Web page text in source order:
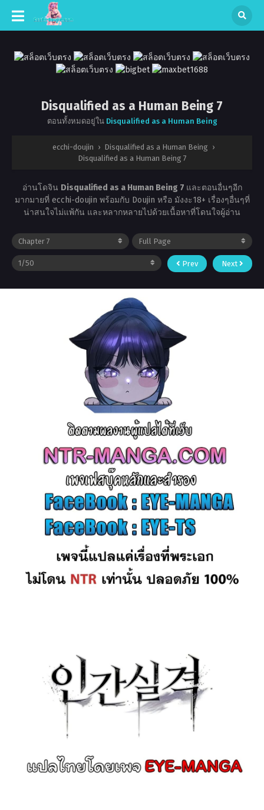
Disqualified as a Human Being 7
ตอนทั้งหมดอยู่ใน Disqualified as a Human Being
ecchi-doujin › Disqualified as a Human Being ›
Disqualified as a Human Being 7
อ่านโดจิน Disqualified as a Human Being 7 และตอนอื่นๆอีก
มากมายที่ ecchi-doujin พร้อมกับ Doujin หรือ มังงะ18+ เรื่องๆอื่นๆที่
น่าสนใจไม่แพ้กัน และหลากหลายไปด้วยเนื้อหาที่โดนใจผู้อ่าน
Prev Next